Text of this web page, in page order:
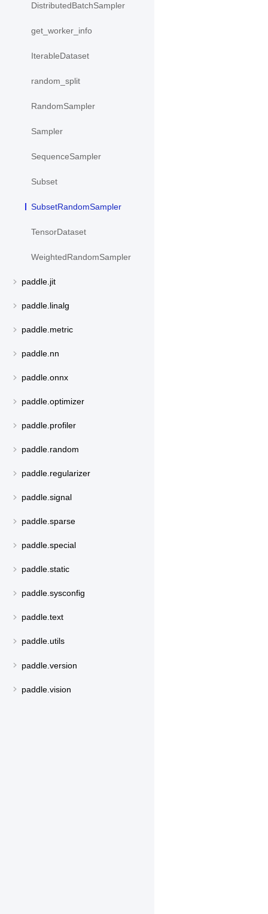
DistributedBatchSampler
get_worker_info
IterableDataset
random_split
RandomSampler
Sampler
SequenceSampler
Subset
SubsetRandomSampler
TensorDataset
WeightedRandomSampler
paddle.jit
paddle.linalg
paddle.metric
paddle.nn
paddle.onnx
paddle.optimizer
paddle.profiler
paddle.random
paddle.regularizer
paddle.signal
paddle.sparse
paddle.special
paddle.static
paddle.sysconfig
paddle.text
paddle.utils
paddle.version
paddle.vision